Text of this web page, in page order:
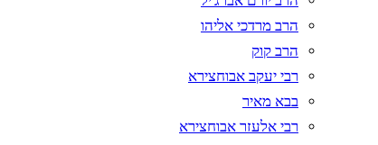
הרב מרדכי אליהו
הרב קוק
רבי יעקב אבוחצירא
בבא מאיר
רבי אלעזר אבוחצירא